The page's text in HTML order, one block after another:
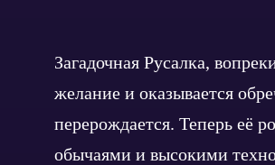
Загадочная Русалка,
желание и оказывается
перерождается. Теперь её
обычаями и высокими